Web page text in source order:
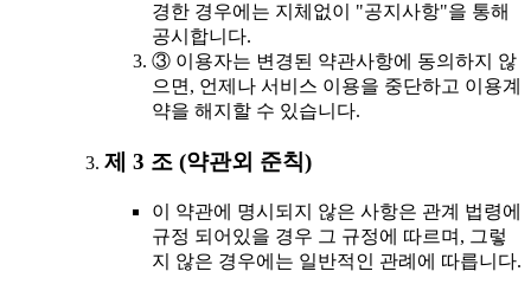
경한 경우에는 지체없이 "공지사항"을 통해
공시합니다.
③ 이용자는 변경된 약관사항에 동의하지 않
으면, 언제나 서비스 이용을 중단하고 이용계
약을 해지할 수 있습니다.
제 3 조 (약관외 준칙)
이 약관에 명시되지 않은 사항은 관계 법령에
규정 되어있을 경우 그 규정에 따르며, 그렇
지 않은 경우에는 일반적인 관례에 따릅니다.